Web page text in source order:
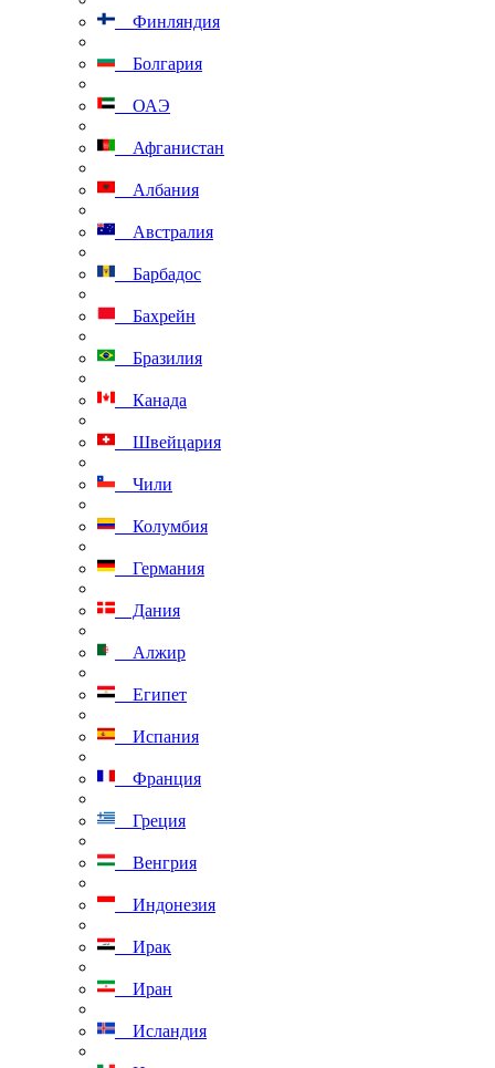
Финляндия
Болгария
ОАЭ
Афганистан
Албания
Австралия
Барбадос
Бахрейн
Бразилия
Канада
Швейцария
Чили
Колумбия
Германия
Дания
Алжир
Египет
Испания
Франция
Греция
Венгрия
Индонезия
Ирак
Иран
Исландия